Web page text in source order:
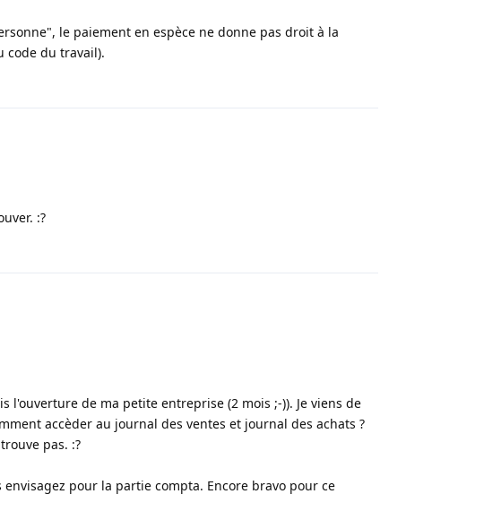
le paiement en espèce ne donne pas droit à la
code du travail).
:?
de ma petite entreprise (2 mois ;-)). Je viens de
accèder au journal des ventes et journal des achats ?
pas. :?
pour la partie compta. Encore bravo pour ce